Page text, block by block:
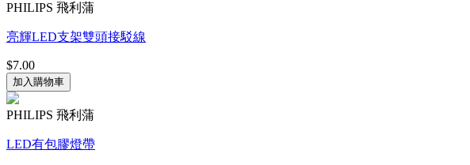
PHILIPS 飛利蒲
亮輝LED支架雙頭接駁線
$7.00
PHILIPS 飛利蒲
LED有包膠燈帶